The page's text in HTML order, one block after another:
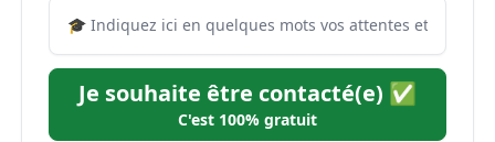
Je souhaite être contacté(e) ✅
C'est 100% gratuit